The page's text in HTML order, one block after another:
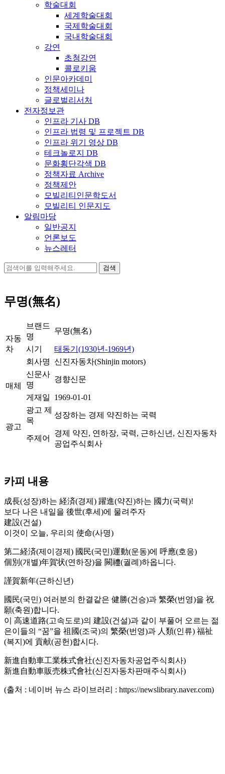
학술대회
세계학술대회
국제학술대회
국내학술대회
강연
초청강연
콜로키움
인문아카데미
정책세미나
글로벌리서처
전자정보관
인프라 기사 DB
인프라 법령 및 프로젝트 DB
인프라 위기 영상 DB
테크놀로지 DB
문화횡단각색 DB
정책자료 Archive
정책제안
모빌리티인문학도서
모빌리티 인문지도
알림마당
일반공지
언론보도
뉴스레터
검
무명(無名)
자동
차
브랜드
명
무명(無名)
시기
태동기(1930년-1969년)
회사명
신진자동차(Shinjin motors)
매체
신문사
명
경향신문
게재일 1969-01-01
광고
광고 제
목
성장하는 경제 약진하는 국력
주제어
경제 약진, 연하장, 국력, 근하신년, 신진자동차
공업주식회사
카피 내용
成長(성장)하는 経済(경제) 躍進(약진)하는 國力(국력)!
보다 나은 내일을 後世(후세)에 물려주자
建設(건설)
이것이 오늘, 우리의 使命(사명)
第二経済(제이경제) 國民(국민)運動(운동)에 呼應(호응)
個別(개별)年賀状(연하장)을 闕禮(궐례)하옵니다.
謹賀新年(근하신년)
國民(국민) 여러분의 한결같은 健勝(건승)과 繁榮(번영)을 祝
願(축원)합니다.
이 高速道路(고속도로)의 建設(건설)과 같이 부풀어 오르는 젊
은이들의 “꿈”을 祖國(조국)의 繁榮(번영)과 人類(인류) 福祉
(복지)에 貢献(공헌)합시다.
新進自動車工業株式會社(신진자동차공업주식회사)
新進自動車販売株式會社(신진자동차판매주식회사)
(출처 : 네이버 뉴스 라이브러리 : https://newslibrary.naver.com)